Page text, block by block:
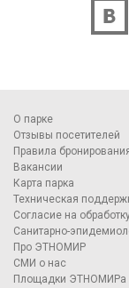
О парке
Отзывы посетителей
Правила
Вакансии
Карта парка
Техническая
Согласие на
Санитарно-
Про ЭТНОМИР
СМИ о нас
Площадки ЭТНОМИРа